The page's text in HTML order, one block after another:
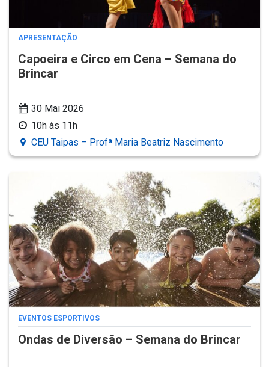
APRESENTAÇÃO
Capoeira e Circo em Cena – Semana do
Brincar
30 Mai 2026
10h às 11h
CEU Taipas – Profª Maria Beatriz Nascimento
EVENTOS ESPORTIVOS
Ondas de Diversão – Semana do Brincar